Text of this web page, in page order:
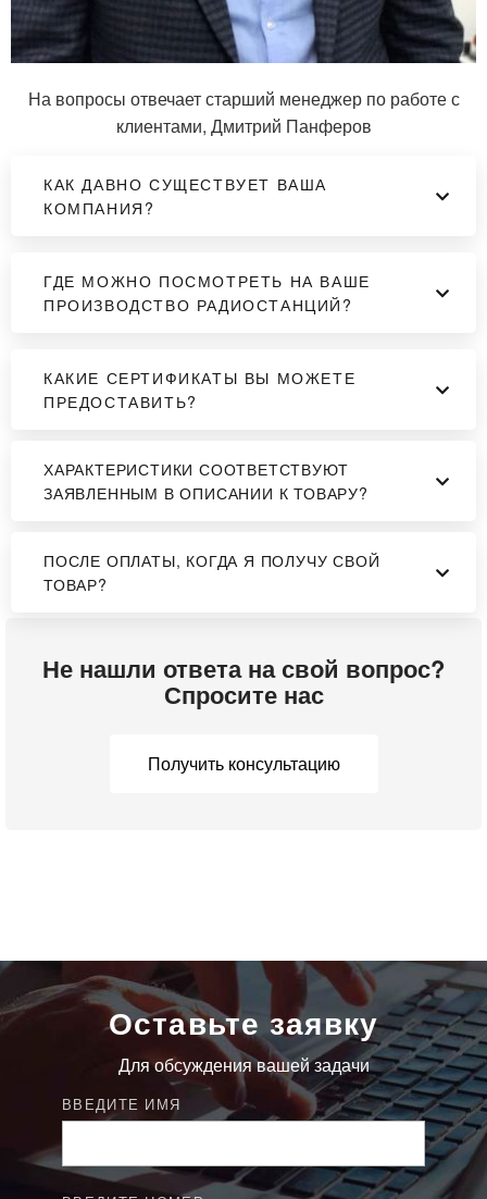
На вопросы отвечает старший менеджер по работе с
клиентами, Дмитрий Панферов
КАК ДАВНО СУЩЕСТВУЕТ ВАША
КОМПАНИЯ?
ГДЕ МОЖНО ПОСМОТРЕТЬ НА ВАШЕ
ПРОИЗВОДСТВО РАДИОСТАНЦИЙ?
КАКИЕ СЕРТИФИКАТЫ ВЫ МОЖЕТЕ
ПРЕДОСТАВИТЬ?
ХАРАКТЕРИСТИКИ СООТВЕТСТВУЮТ
ЗАЯВЛЕННЫМ В ОПИСАНИИ К ТОВАРУ?
ПОСЛЕ ОПЛАТЫ, КОГДА Я ПОЛУЧУ СВОЙ
ТОВАР?
Не нашли ответа на свой вопрос?
Спросите нас
Получить консультацию
Оставьте заявку
Для обсуждения вашей задачи
ВВЕДИТЕ ИМЯ